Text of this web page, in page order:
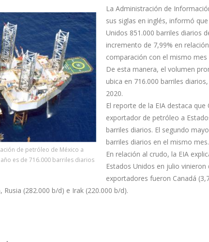
de petróleo de México a
es de 716.000 barriles diarios
La Administración de
sus siglas en inglés, informó
Unidos 851.000 barriles diarios
incremento de 7,99% en
comparación con el mismo mes
De esta manera, el volumen
ubica en 716.000 barriles
2020.
El reporte de la EIA destaca
exportador de petróleo a
barriles diarios. El segundo
barriles diarios en el mismo mes.
En relación al crudo, la EIA
Estados Unidos en julio
exportadores fueron Canadá
Rusia (282.000 b/d) e Irak (220.000 b/d).